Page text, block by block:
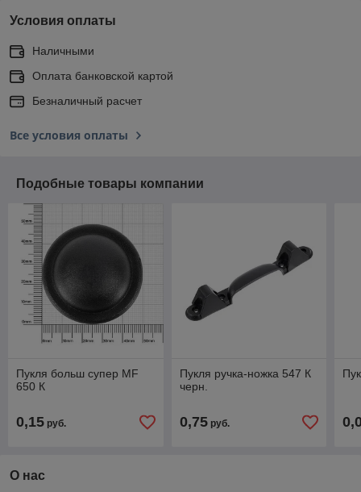
Условия оплаты
Наличными
Оплата банковской картой
Безналичный расчет
Все условия оплаты
Подобные товары компании
Пукля больш супер MF
650 К
0,15 руб.
Пукля ручка-ножка 547 К
черн.
0,75руб.
О нас